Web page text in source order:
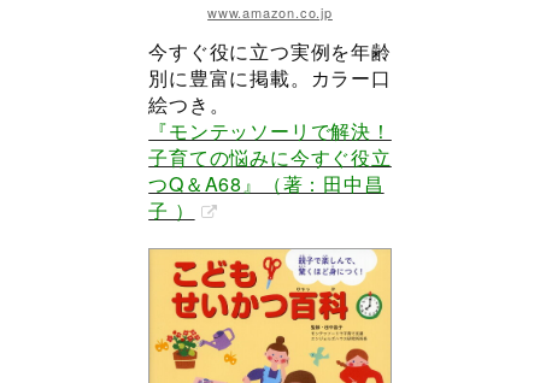
www.amazon.co.jp
今すぐ役に立つ実例を年齢
別に豊富に掲載。カラー口
絵つき。
『モンテッソーリで解決！
子育ての悩みに今すぐ役立
つQ＆A68』（著：田中昌
子 ）